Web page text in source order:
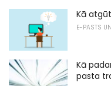
Kā
E-PASTS
Kā
pasta